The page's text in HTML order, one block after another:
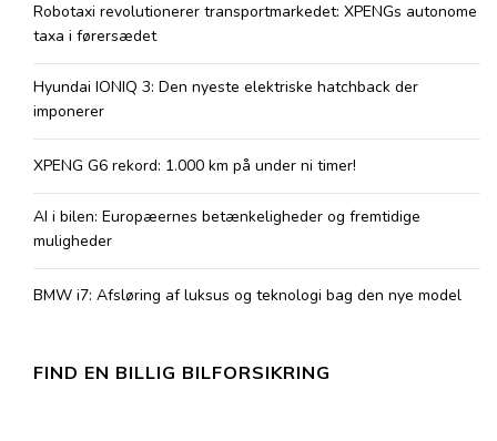
Robotaxi revolutionerer transportmarkedet: XPENGs autonome
taxa i førersædet
Hyundai IONIQ 3: Den nyeste elektriske hatchback der
imponerer
XPENG G6 rekord: 1.000 km på under ni timer!
AI i bilen: Europæernes betænkeligheder og fremtidige
muligheder
BMW i7: Afsløring af luksus og teknologi bag den nye model
FIND EN BILLIG BILFORSIKRING